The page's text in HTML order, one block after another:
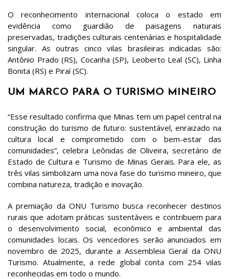
O reconhecimento internacional coloca o estado em
evidência como guardião de paisagens naturais
preservadas, tradições culturais centenárias e hospitalidade
singular. As outras cinco vilas brasileiras indicadas são:
Antônio Prado (RS), Cocanha (SP), Leoberto Leal (SC), Linha
Bonita (RS) e Piraí (SC).
UM MARCO PARA O TURISMO MINEIRO
“Esse resultado confirma que Minas tem um papel central na
construção do turismo de futuro: sustentável, enraizado na
cultura local e comprometido com o bem-estar das
comunidades”, celebra Leônidas de Oliveira, secretário de
Estado de Cultura e Turismo de Minas Gerais. Para ele, as
três vilas simbolizam uma nova fase do turismo mineiro, que
combina natureza, tradição e inovação.
A premiação da ONU Turismo busca reconhecer destinos
rurais que adotam práticas sustentáveis e contribuem para
o desenvolvimento social, econômico e ambiental das
comunidades locais. Os vencedores serão anunciados em
novembro de 2025, durante a Assembleia Geral da ONU
Turismo. Atualmente, a rede global conta com 254 vilas
reconhecidas em todo o mundo.